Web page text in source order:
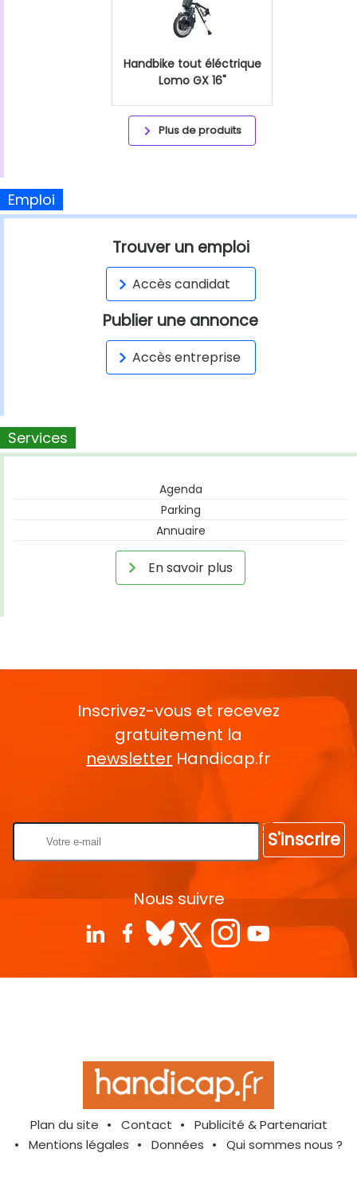
Handbike tout éléctrique
Lomo GX 16"
Plus de produits
Emploi
Trouver un emploi
Accès candidat
Publier une annonce
Accès entreprise
Services
Agenda
Parking
Annuaire
En savoir plus
Inscrivez-vous et recevez
gratuitement la
newsletter Handicap.fr
S'inscrire
Nous suivre
Plan du site Contact
Publicité & Partenariat
Mentions légales
Données Qui sommes nous ?